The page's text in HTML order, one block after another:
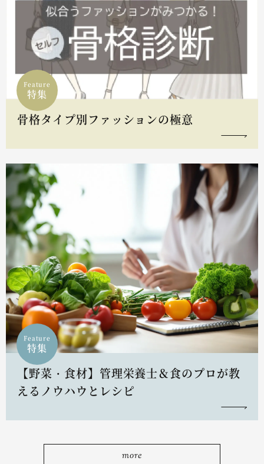
Feature
特集
骨格タイプ別ファッションの極意
Feature
特集
【野菜・食材】管理栄養士＆食のプロが教
えるノウハウとレシピ
more